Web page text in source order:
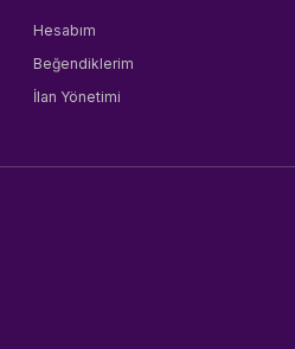
Hesabım
Beğendiklerim
İlan Yönetimi